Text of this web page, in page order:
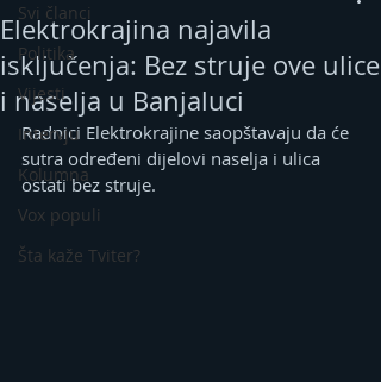
Svi članci
Politika
Vijesti
Intervju
Kolumna
Vox populi
Šta kaže Tviter?
Elektrokrajina najavila
isključenja: Bez struje ove ulice
i naselja u Banjaluci
Radnici Elektrokrajine saopštavaju da će
sutra određeni dijelovi naselja i ulica
ostati bez struje.